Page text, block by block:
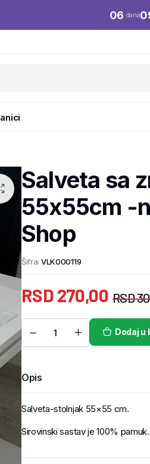
06 dana
Salveta sa
55x55cm -
Shop
Šifra: VLK000119
RSD
RSD270,00
Dodaj u
Opis
Salveta-stolnjak 55×55 cm.
Sirovinski sastav je 100% pamuk.